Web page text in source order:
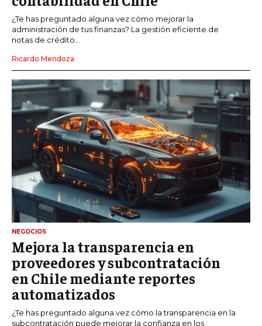
¿Te has preguntado alguna vez cómo mejorar la
administración de tus finanzas? La gestión eficiente de
notas de crédito...
Ricardo Mendoza
NEGOCIOS
Mejora la transparencia en
proveedores y subcontratación
en Chile mediante reportes
automatizados
¿Te has preguntado alguna vez cómo la transparencia en la
subcontratación puede mejorar la confianza en los